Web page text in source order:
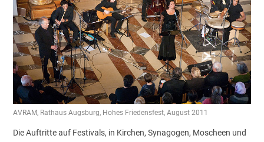
AVRAM, Rathaus Augsburg, Hohes Friedensfest, August 2011
Die Auftritte auf Festivals, in Kirchen, Synagogen, Moscheen und